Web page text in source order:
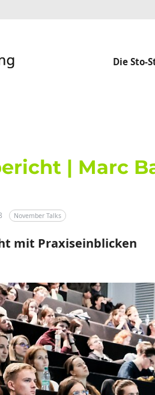
Die Sto-
| Marc
November Talks
mit Praxiseinblicken